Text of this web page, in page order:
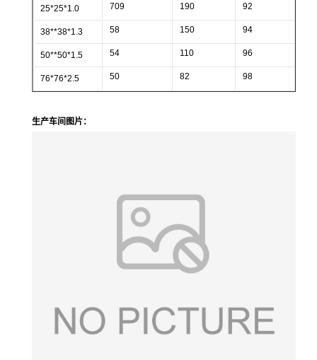
25*25*1.0 709 190 92
38**38*1.3 58 150 94
50**50*1.5 54 110 96
76*76*2.5 50 82 98
生产车间图片：